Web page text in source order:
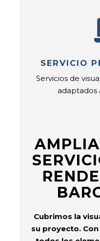
SERVICIO
Servicios de
adaptados
Cubrimos la
su proyecto.